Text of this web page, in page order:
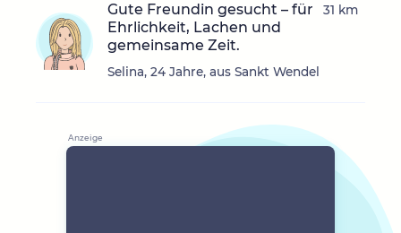
Gute Freundin gesucht – für
Ehrlichkeit, Lachen und
gemeinsame Zeit.
Selina, 24 Jahre, aus Sankt Wendel
31 km